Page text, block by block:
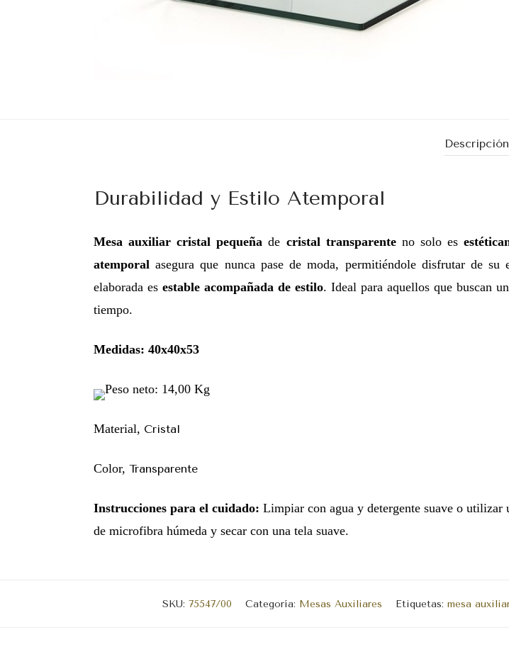
Descripción
Durabilidad y Estilo Atemporal
Mesa auxiliar cristal pequeñade cristal transparenteno solo es
atemporal asegura que nunca pase de moda, permitiéndole disfrutar de su
elaborada es estable acompañada de estilo. Ideal para aquellos que buscan
tiempo.
Medidas: 40x40x53
Peso neto: 14,00 Kg
Material, Cristal
Color, Transparente
Instrucciones para el cuidado: Limpiar con agua y detergente suave o
de microfibra húmeda y secar con una tela suave.
SKU: 75547/00 Categoría: Mesas Auxiliares Etiquetas: mesa